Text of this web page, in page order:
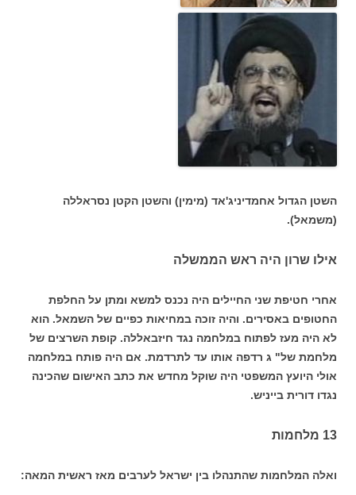
השטן הגדול אחמדיניג'אד (מימין) והשטן הקטן נסראללה
(משמאל).
אילו שרון היה ראש הממשלה
אחרי חטיפת שני החיילים היה נכנס למשא ומתן על החלפת
החטופים באסירים. והיה זוכה במחיאות כפיים של השמאל. הוא
לא היה מעז לפתוח במלחמה נגד חיזבאללה. קופת השרצים של
מלחמת של" ג רדפה אותו עד לתרדמת. אם היה פותח במלחמה
אולי היועץ המשפטי היה שוקל מחדש את כתב האישום שהכינה
נגדו דורית בייניש.
13 מלחמות
ואלה המלחמות שהתנהלו בין ישראל לערבים מאז ראשית המאה: